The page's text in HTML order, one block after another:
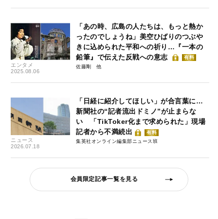
エンタメ
2025.08.06
「あの時、広島の人たちは、もっと熱か
ったのでしょうね」美空ひばりのつぶや
きに込められた平和への祈り…『一本の
鉛筆』で伝えた反戦への意志
有料
佐藤剛
ニュース
2026.07.18
「日経に紹介してほしい」が合言葉に…
新聞社の“記者流出ドミノ”が止まらな
い 「TikToker化まで求められた」現場
記者から不満続出
有料
集英社オンライン編集部ニュース班
会員限定記事一覧を見る